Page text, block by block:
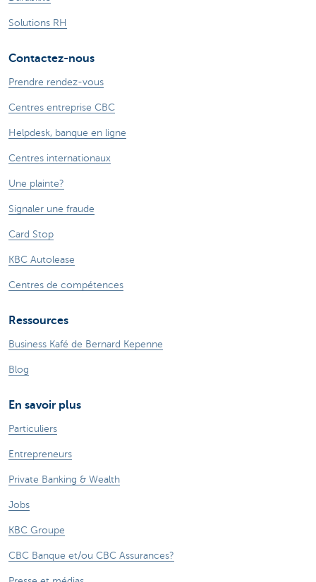
Solutions RH
Contactez-nous
Prendre rendez-vous
Centres entreprise CBC
Helpdesk, banque en ligne
Centres internationaux
Une plainte?
Signaler une fraude
Card Stop
KBC Autolease
Centres de compétences
Ressources
Business Kafé de Bernard Kepenne
Blog
En savoir plus
Particuliers
Entrepreneurs
Private Banking & Wealth
Jobs
KBC Groupe
CBC Banque et/ou CBC Assurances?